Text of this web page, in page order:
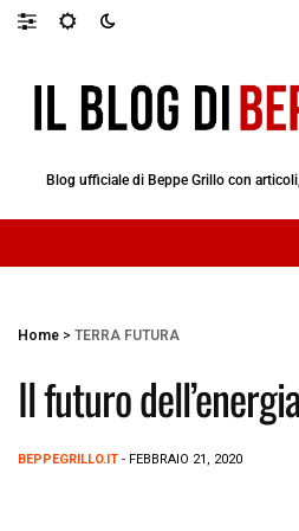
Blog ufficiale di Beppe Grillo con
Home > TERRA FUTURA
Il futuro
BEPPEGRILLO.IT - FEBBRAIO 21, 2020